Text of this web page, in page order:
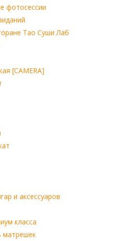
фотосессии
Тао Суши Лаб
[CAMERA]
и аксессуаров
класса
матрешек